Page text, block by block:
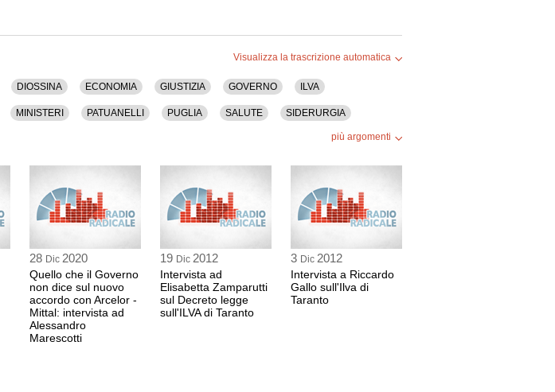
Visualizza la trascrizione automatica
DIOSSINA ECONOMIA GIUSTIZIA GOVERNO ILVA
MINISTERI PATUANELLI PUGLIA SALUTE SIDERURGIA
più argomenti
28 Dic 2020
Quello che il Governo
non dice sul nuovo
accordo con Arcelor -
Mittal: intervista ad
Alessandro
Marescotti
19 Dic 2012
Intervista ad
Elisabetta Zamparutti
sul Decreto legge
sull'ILVA di Taranto
3 Dic 2012
Intervista a Riccardo
Gallo sull'Ilva di
Taranto